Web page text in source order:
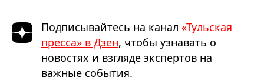
Подписывайтесь на канал «Тульская
пресса» в Дзен, чтобы узнавать о
новостях и взгляде экспертов на
важные события.